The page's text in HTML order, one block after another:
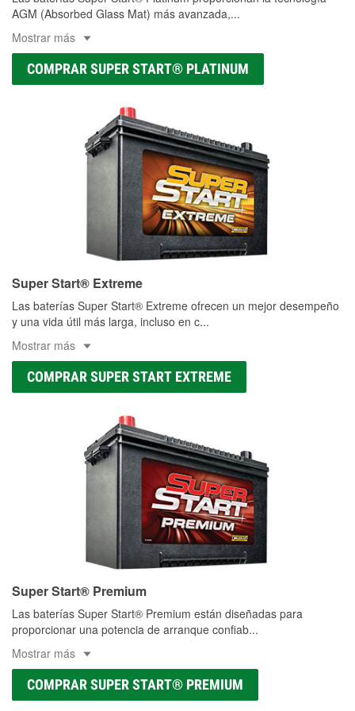
AGM (Absorbed Glass Mat) más avanzada,...
Mostrar más
COMPRAR SUPER START® PLATINUM
Super Start® Extreme
Las baterías Super Start® Extreme ofrecen un mejor desempeño
y una vida útil más larga, incluso en c...
Mostrar más
COMPRAR SUPER START EXTREME
Super Start® Premium
Las baterías Super Start® Premium están diseñadas para
proporcionar una potencia de arranque confiab...
Mostrar más
COMPRAR SUPER START® PREMIUM